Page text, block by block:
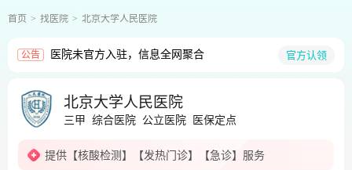
首页 找医院 北京大学人民医院
公告 医院未官方入驻，信息全网聚合 官方认领
北京大学人民医院
三甲 综合医院 公立医院 医保定点
提供 【核酸检测】 【发热门诊】 【急诊】 服务